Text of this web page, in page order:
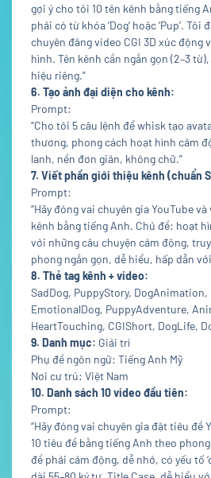
gợi ý cho tôi 10 tên kênh bằng tiếng
phải có từ khóa ‘Dog’ hoặc ‘Pup’. Tôi
chuyên đăng video CGI 3D xúc động
hình. Tên kênh cần ngắn gọn (2–3
hiệu riêng.”
6. Tạo ảnh đại diện cho kênh:
Prompt:
“Cho tôi 5 câu lệnh để whisk tạo
thương, phong cách hoạt hình cảm
lanh, nền đơn giản, không chữ.”
7. Viết phần giới thiệu kênh (chuẩn
Prompt:
“Hãy đóng vai chuyên gia YouTube
kênh bằng tiếng Anh. Chủ đề: hoạt
với những câu chuyện cảm động,
phong ngắn gọn, dễ hiểu, hấp dẫn
8. Thẻ tag kênh + video:
SadDog, PuppyStory, DogAnimation,
EmotionalDog, PuppyAdventure,
HeartTouching, CGIShort, DogLife,
9. Danh mục: Giải trí
Phụ đề ngôn ngữ: Tiếng Anh Mỹ
Nơi cư trú: Việt Nam
10. Danh sách 10 video đầu tiên:
Prompt:
“Hãy đóng vai chuyên gia đặt tiêu đề
10 tiêu đề bằng tiếng Anh theo
đề phải cảm động, dễ nhớ, có yếu tố